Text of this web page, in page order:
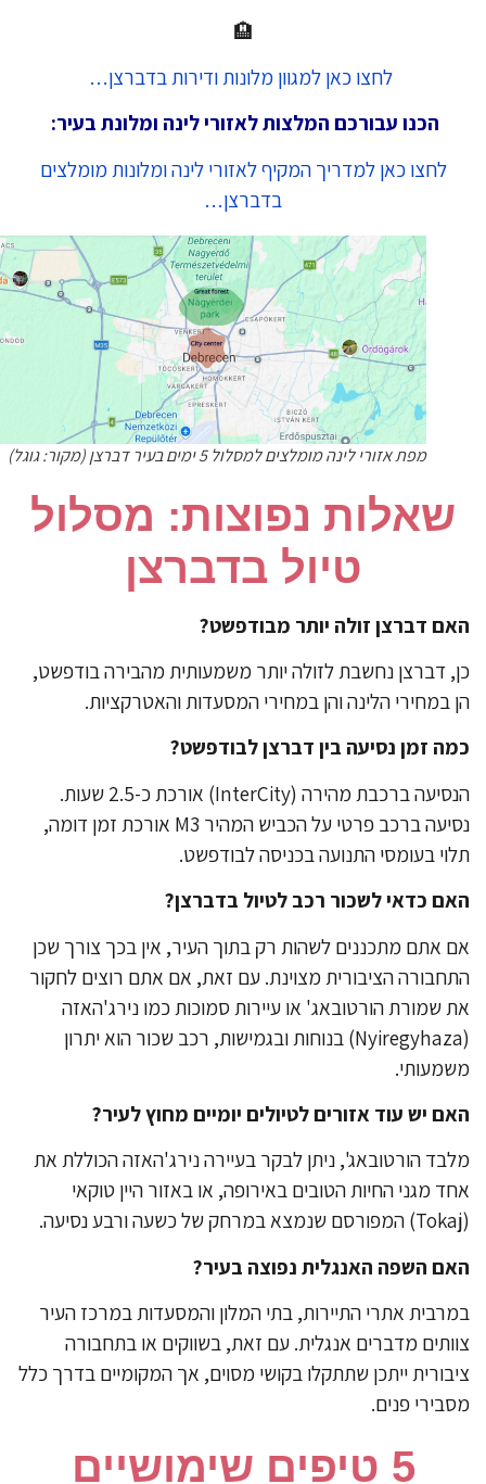
לחצו כאן למגוון מלונות ודירות בדברצן…
הכנו עבורכם המלצות לאזורי לינה ומלונת בעיר:
לחצו כאן למדריך המקיף לאזורי לינה ומלונות מומלצים
בדברצן…
מפת אזורי לינה מומלצים למסלול 5 ימים בעיר דברצן (מקור: גוגל)
​שאלות נפוצות: מסלול
טיול בדברצן
דברצן זולה יותר מבודפשט?
דברצן נחשבת לזולה יותר משמעותית מהבירה בודפשט,
במחירי הלינה והן במחירי המסעדות והאטרקציות.
זמן נסיעה בין דברצן לבודפשט?
הנסיעה ברכבת מהירה (InterCity) אורכת כ-2.5 שעות.
נסיעה ברכב פרטי על הכביש המהיר M3 אורכת זמן דומה,
בעומסי התנועה בכניסה לבודפשט.
כדאי לשכור רכב לטיול בדברצן?
אתם מתכננים לשהות רק בתוך העיר, אין בכך צורך שכן
הציבורית מצוינת. עם זאת, אם אתם רוצים לחקור
שמורת הורטובאג' או עיירות סמוכות כמו נירג'האזה
(Nyiregyhaza) בנוחות ובגמישות, רכב שכור הוא יתרון
יש עוד אזורים לטיולים יומיים מחוץ לעיר?
הורטובאג', ניתן לבקר בעיירה נירג'האזה הכוללת את
מגני החיות הטובים באירופה, או באזור היין טוקאי
השפה האנגלית נפוצה בעיר?
אתרי התיירות, בתי המלון והמסעדות במרכז העיר
מדברים אנגלית. עם זאת, בשווקים או בתחבורה
ייתכן שתתקלו בקושי מסוים, אך המקומיים בדרך כלל
פנים.
​5 טיפים שימושיים